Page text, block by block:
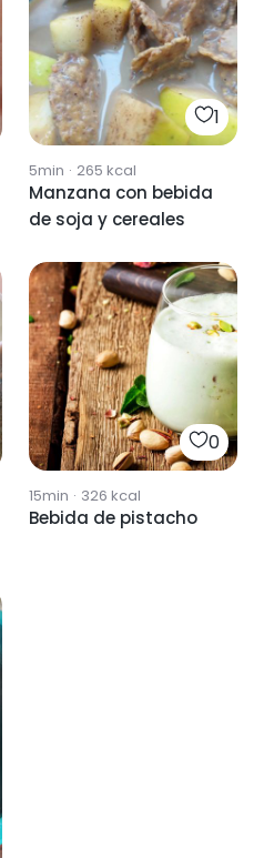
1
5min · 265 kcal
Manzana con bebida
de soja y cereales
0
15min · 326 kcal
Bebida de pistacho